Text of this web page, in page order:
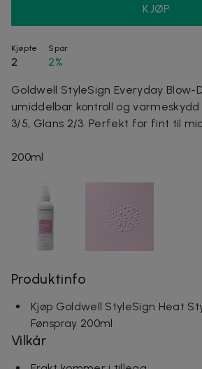
KJØP
Kjøpte
2
Spar
2%
Goldwell StyleSign Everyday Blow-
umiddelbar kontroll og
3/5, Glans 2/3. Perfekt for fint til
200ml
Produktinfo
Kjøp Goldwell StyleSign Heat
Fønspray 200ml
Vilkår